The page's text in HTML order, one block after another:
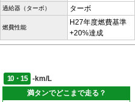
過給器（ターボ） ターボ
燃費性能
H27年度燃費基準
+20%達成
10・15
-km/L
満タンでどこまで走る？